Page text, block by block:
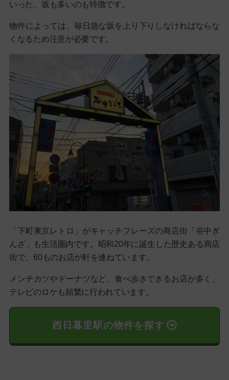
いった、坂も多いのも特徴です。
物件によっては、毎日急な坂を上り下りしなければならな
くなるため注意が必要です。
「下町東京レトロ」がキャッチフレーズの商店街「谷中ぎ
んざ」も生活圏内です。昭和20年に誕生した歴史ある商店
街で、60ものお店が軒を連ねています。
メンチカツやドーナツなど、食べ歩きできるお店が多く、
テレビのロケも頻繁に行われています。
西日暮里駅の物件を探す